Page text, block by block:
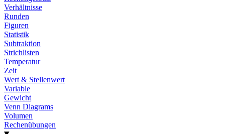
Verhältnisse
Runden
Figuren
Statistik
Subtraktion
Strichlisten
Temperatur
Zeit
Wert & Stellenwert
Variable
Gewicht
Venn Diagrams
Volumen
Rechenübungen